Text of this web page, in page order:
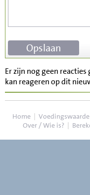
Er zijn nog geen
kan reageren op dit
Home | Voedingswaarde
Over / Wie is? |